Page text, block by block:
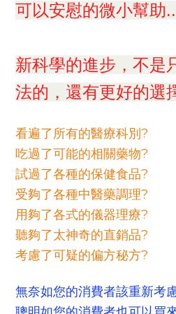
可以安慰的微小幫助
新科學的進步，不是
法的，還有更好的選
看遍了所有的醫療科別?
吃過了可能的相關藥物?
試過了各種的保健食品?
受夠了各種中醫藥調理?
用夠了各式的儀器理療?
聽夠了太神奇的直銷品?
考慮了可疑的偏方秘方?
無奈如您的消費者該重新考